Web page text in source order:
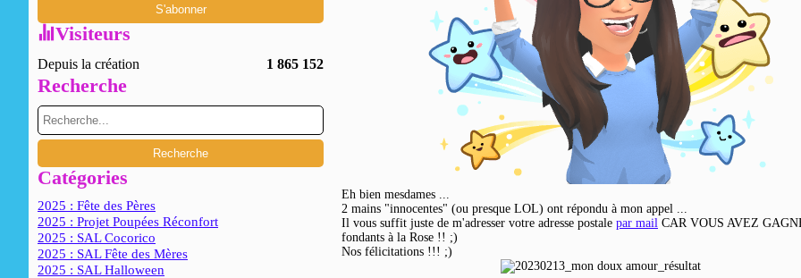
Visiteurs
Depuis la création 1 865 152
Recherche
Catégories
2025 : Fête des Pères
2025 : Projet Poupées Réconfort
2025 : SAL Cocorico
2025 : SAL Fête des Mères
2025 : SAL Halloween
Eh bien mesdames ...
2 mains "innocentes" (ou presque LOL) ont répondu à mon appel ...
Il vous suffit juste de m'adresser votre adresse postale par mail CAR VOUS AVEZ
fondants à la Rose !! ;)
Nos félicitations !!! ;)